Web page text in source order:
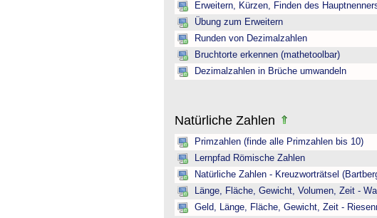
Erweitern, Kürzen, Finden des
Übung zum Erweitern
Runden von Dezimalzahlen
Bruchtorte erkennen (mathetoolbar)
Dezimalzahlen in Brüche umwandeln
Natürliche Zahlen
Primzahlen (finde alle Primzahlen bis 10)
Lernpfad Römische Zahlen
Natürliche Zahlen - Kreuzworträtsel
Länge, Fläche, Gewicht, Volumen, Zeit -
Geld, Länge, Fläche, Gewicht, Zeit -